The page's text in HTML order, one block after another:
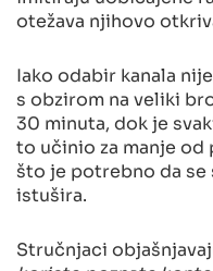
otežava njihovo
Iako odabir kanala
s obzirom na veliki
30 minuta, dok je
to učinio za manje od
što je potrebno da se
istušira.
Stručnjaci